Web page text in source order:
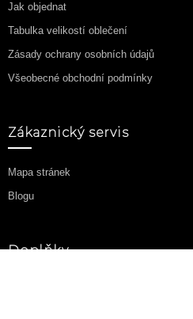
Jak objednat
Tabulka velikostí oblečení
Zásady ochrany osobních údajů
Všeobecné obchodní podmínky
Zákaznický servis
Mapa stránek
Blogu
Doplňky